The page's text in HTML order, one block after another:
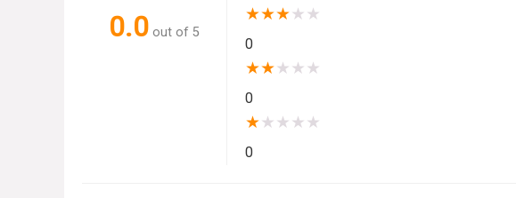
0.0 out of 5
★★★★ ★
0
★★★ ★ ★
0
★★ ★ ★ ★
0